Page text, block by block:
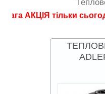
тільки сьогодні,